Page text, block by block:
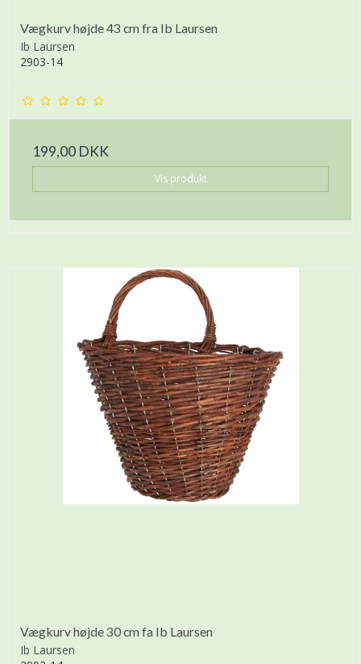
Vægkurv højde 43 cm fra Ib Laursen
Ib Laursen
2903-14
199,00 DKK
Vis produkt
Vægkurv højde 30 cm fa Ib Laursen
Ib Laursen